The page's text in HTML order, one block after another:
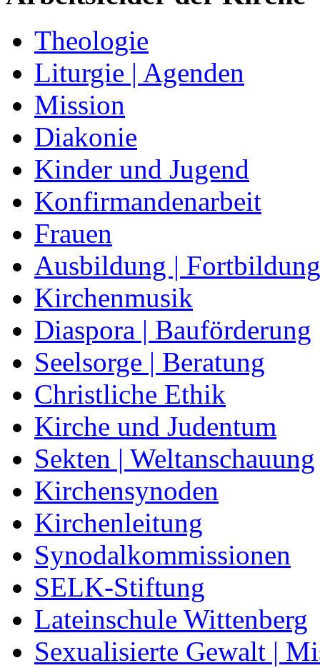
Theologie
Liturgie | Agenden
Mission
Diakonie
Kinder und Jugend
Konfirmandenarbeit
Frauen
Ausbildung | Fortbildung
Kirchenmusik
Diaspora | Bauförderung
Seelsorge | Beratung
Christliche Ethik
Kirche und Judentum
Sekten | Weltanschauung
Kirchensynoden
Kirchenleitung
Synodalkommissionen
SELK-Stiftung
Lateinschule Wittenberg
Sexualisierte Gewalt |